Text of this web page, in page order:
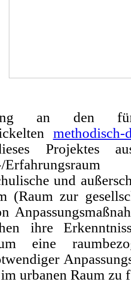
an den für
Projektes
und
(Raum zur
ihre
eine
urbanen Raum zu